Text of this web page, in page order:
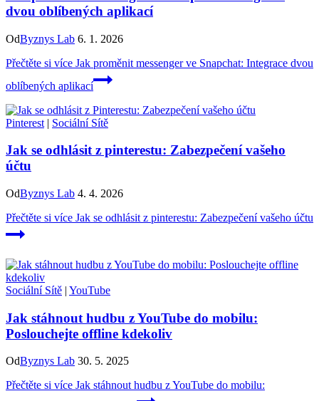
dvou oblíbených aplikací
OdByznys Lab 6. 1. 2026
Přečtěte si více Jak proměnit messenger ve Snapchat: Integrace dvou
oblíbených aplikací
Pinterest | Sociální Sítě
Jak se odhlásit z pinterestu: Zabezpečení vašeho
účtu
OdByznys Lab 4. 4. 2026
Přečtěte si více Jak se odhlásit z pinterestu: Zabezpečení vašeho účtu
Sociální Sítě | YouTube
Jak stáhnout hudbu z YouTube do mobilu:
Poslouchejte offline kdekoliv
OdByznys Lab 30. 5. 2025
Přečtěte si více Jak stáhnout hudbu z YouTube do mobilu: